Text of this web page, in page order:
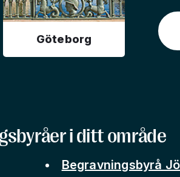
Göteborg
i ditt område
Begravningsbyrå